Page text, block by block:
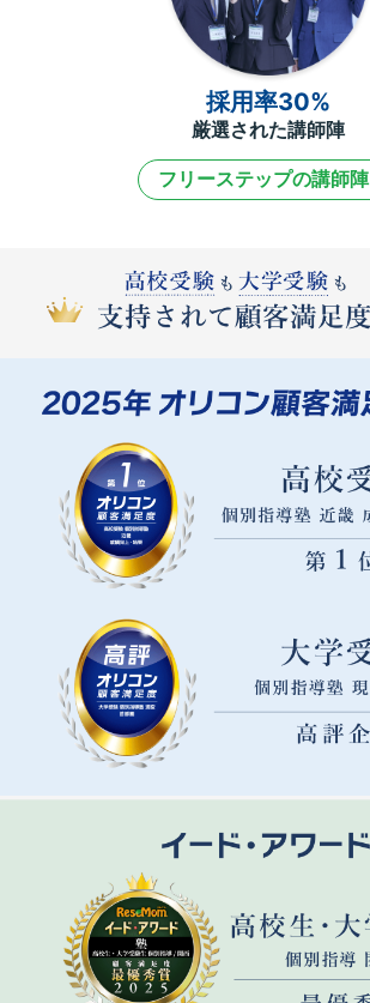
採用率30%
厳選された講師陣
フリーステップの講師陣